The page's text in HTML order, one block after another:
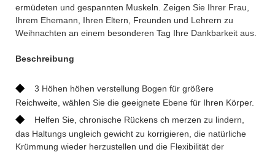
ermüdeten und gespannten Muskeln. Zeigen Sie Ihrer Frau,
Ihrem Ehemann, Ihren Eltern, Freunden und Lehrern zu
Weihnachten an einem besonderen Tag Ihre Dankbarkeit aus.
Beschreibung
◆
3 Höhen höhen verstellung Bogen für größere
Reichweite, wählen Sie die geeignete Ebene für Ihren Körper.
◆
Helfen Sie, chronische Rückens ch merzen zu lindern,
das Haltungs ungleich gewicht zu korrigieren, die natürliche
Krümmung wieder herzustellen und die Flexibilität der